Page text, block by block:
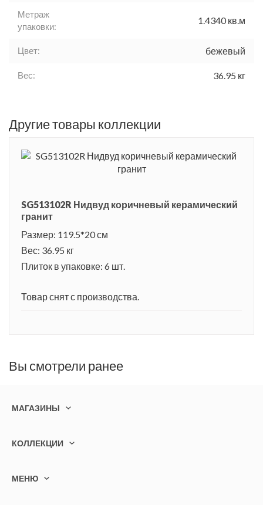
Метраж
упаковки:
1.4340 кв.м
Цвет: бежевый
Вес: 36.95 кг
Другие товары коллекции
SG513102R Нидвуд коричневый керамический
гранит
Размер: 119.5*20 см
Вес: 36.95 кг
Плиток в упаковке: 6 шт.
Товар снят с производства.
Вы смотрели ранее
МАГАЗИНЫ
КОЛЛЕКЦИИ
МЕНЮ